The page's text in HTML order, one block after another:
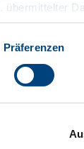
Präferenzen